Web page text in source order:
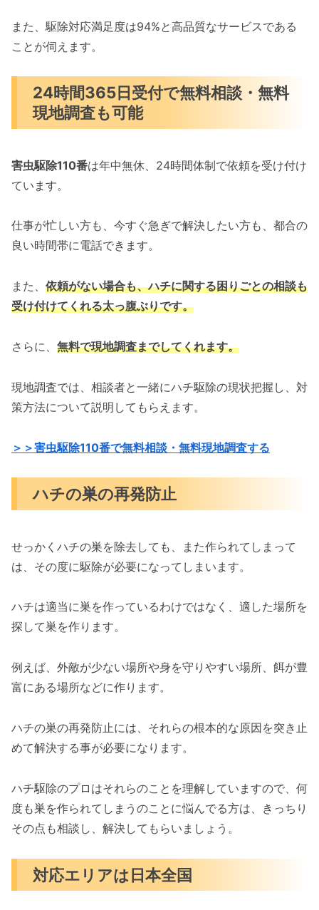
また、駆除対応満足度は94%と高品質なサービスである
ことが伺えます。
24時間365日受付で無料相談・無料
現地調査も可能
害虫駆除110番は年中無休、24時間体制で依頼を受け付け
ています。
仕事が忙しい方も、今すぐ急ぎで解決したい方も、都合の
良い時間帯に電話できます。
また、 依頼がない場合も、ハチに関する困りごとの相談も
受け付けてくれる太っ腹ぶりです。
さらに、 無料で現地調査までしてくれます。
現地調査では、相談者と一緒にハチ駆除の現状把握し、対
策方法について説明してもらえます。
＞＞害虫駆除110番で無料相談・無料現地調査する
ハチの巣の再発防止
せっかくハチの巣を除去しても、また作られてしまって
は、その度に駆除が必要になってしまいます。
ハチは適当に巣を作っているわけではなく、適した場所を
探して巣を作ります。
例えば、外敵が少ない場所や身を守りやすい場所、餌が豊
富にある場所などに作ります。
ハチの巣の再発防止には、それらの根本的な原因を突き止
めて解決する事が必要になります。
ハチ駆除のプロはそれらのことを理解していますので、何
度も巣を作られてしまうのことに悩んでる方は、きっちり
その点も相談し、解決してもらいましょう。
対応エリアは日本全国